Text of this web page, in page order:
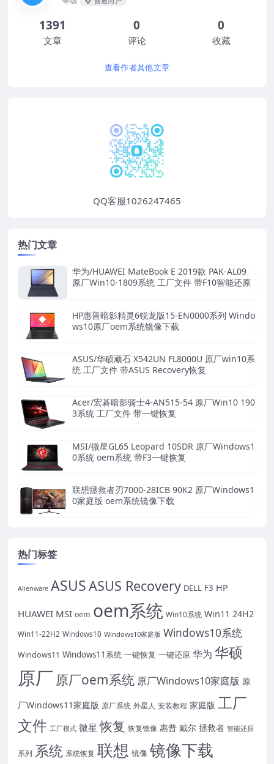
1391
文章
0
评论
0
收藏
查看作者其他文章
QQ客服1026247465
热门文章
华为/HUAWEI MateBook E 2019款 PAK-AL09
原厂Win10-1809系统 工厂文件 带F10智能还原
HP惠普暗影精灵6锐龙版15-EN0000系列 Windo
ws10原厂oem系统镜像下载
ASUS/华硕顽石 X542UN FL8000U 原厂win10系
统 工厂文件 带ASUS Recovery恢复
Acer/宏碁暗影骑士4-AN515-54 原厂Win10 190
3系统 工厂文件 带一键恢复
MSI/微星GL65 Leopard 10SDR 原厂Windows1
0系统 oem系统 带F3一键恢复
联想拯救者刃7000-28ICB 90K2 原厂Windows1
0家庭版 oem系统镜像下载
热门标签
Alienware ASUSASUS Recovery DELL F3 HP
HUAWEI MSI oem oem系统 Win10系统 Win11 24H2
Win11-22H2 Windows10 Windows10家庭版 Windows10系统
Windows11 Windows11系统 一键恢复 一键还原 华为 华硕
原厂 原厂oem系统 原厂Windows10家庭版 原
厂Windows11家庭版 原厂系统 外星人 安装教程 家庭版 工厂
文件 工厂模式 微星 恢复 恢复镜像 惠普 戴尔 拯救者 智能还原
系列 系统 系统恢复 联想 镜像 镜像下载